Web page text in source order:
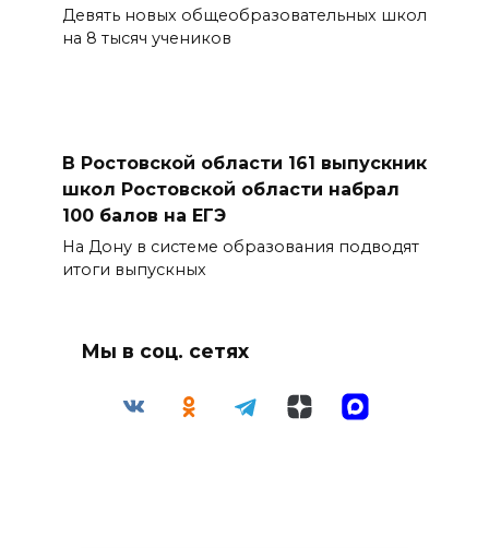
Девять новых общеобразовательных школ
на 8 тысяч учеников
В Ростовской области 161 выпускник
школ Ростовской области набрал
100 балов на ЕГЭ
На Дону в системе образования подводят
итоги выпускных
Мы в соц. сетях